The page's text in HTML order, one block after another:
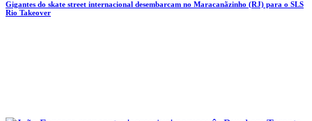
Gigantes do skate street internacional desembarcam no Maracanãzinho (RJ) para o SLS
Rio Takeover